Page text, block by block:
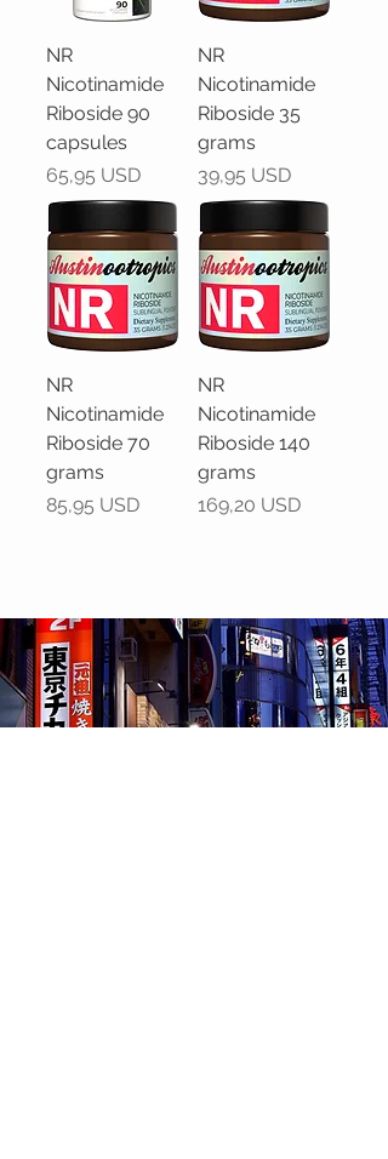
NR
Nicotinamide
Riboside 90
capsules
Prezzo
65,95 USD
NR
Nicotinamide
Riboside 35
grams
Prezzo
39,95 USD
NR
Nicotinamide
Riboside 70
grams
Prezzo
85,95 USD
NR
Nicotinamide
Riboside 140
grams
Prezzo
169,20 USD